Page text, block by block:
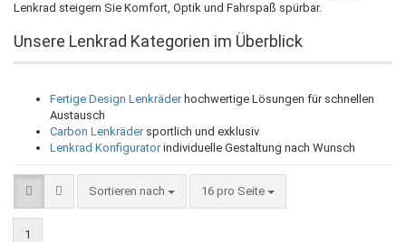
Lenkrad steigern Sie Komfort, Optik und Fahrspaß spürbar.
Unsere Lenkrad Kategorien im Überblick
Fertige Design Lenkräderhochwertige Lösungen für schnellen
Austausch
Carbon Lenkrädersportlich und exklusiv
Lenkrad Konfiguratorindividuelle Gestaltung nach Wunsch
Sortieren nach
Sortieren nach 16 pro Seite
pro Seite
1